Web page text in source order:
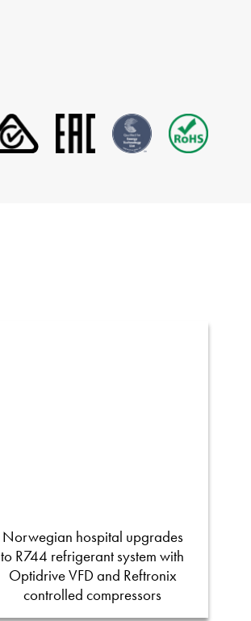
Norwegian hospital upgrades
to R744 refrigerant system with
Optidrive VFD and Reftronix
controlled compressors